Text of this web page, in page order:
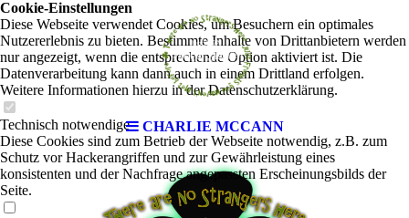
CHARLIE MCCANN
Cookie-Einstellungen
Diese Webseite verwendet Cookies, um Besuchern ein optimales
Nutzererlebnis zu bieten. Bestimmte Inhalte von Drittanbietern werden
nur angezeigt, wenn die entsprechende Option aktiviert ist. Die
Datenverarbeitung kann dann auch in einem Drittland erfolgen.
Weitere Informationen hierzu in der Datenschutzerklärung.
Technisch notwendige
Diese Cookies sind zum Betrieb der Webseite notwendig, z.B. zum
Schutz vor Hackerangriffen und zur Gewährleistung eines
konsistenten und der Nachfrage angepassten Erscheinungsbilds der
Seite.